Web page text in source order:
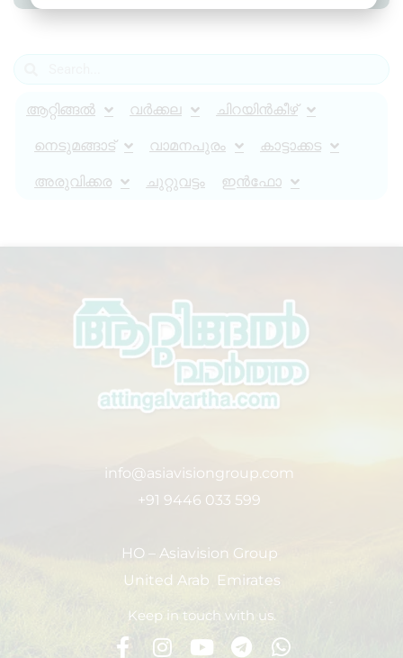
ആറ്റിങ്ങൽ വർക്കല ചിറയിൻകീഴ്
നെടുമങ്ങാട് വാമനപുരം കാട്ടാക്കട
അരുവിക്കര ചുറ്റുവട്ടം ഇൻഫോ
info@asiavisiongroup.com
+91 9446 033 599
HO – Asiavision Group
United Arab Emirates
Keep in touch with us.